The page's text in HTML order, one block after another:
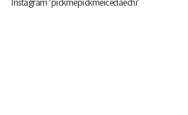
Instagram 'pickmepickmeicedaechi'